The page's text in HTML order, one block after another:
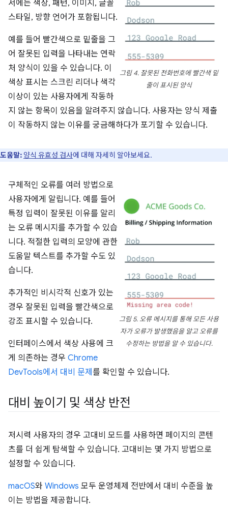
그림 4. 잘못된 전화번호에 빨간색 밑
줄이 표시된 양식
서에는 색상, 패턴, 이미지, 글꼴
스타일, 방향 언어가 포함됩니다.
예를 들어 빨간색으로 밑줄을 그
어 잘못된 입력을 나타내는 연락
처 양식이 있을 수 있습니다. 이
색상 표시는 스크린 리더나 색각
이상이 있는 사용자에게 작동하
지 않는 항목이 있음을 알려주지 않습니다. 사용자는 양식 제출
이 작동하지 않는 이유를 궁금해하다가 포기할 수 있습니다.
도움말: 양식 유효성 검사에 대해 자세히 알아보세요.
그림 5. 오류 메시지를 통해 모든 사용
자가 오류가 발생했음을 알고 오류를
수정하는 방법을 알 수 있습니다.
구체적인 오류를 여러 방법으로
사용자에게 알립니다. 예를 들어
특정 입력이 잘못된 이유를 알리
는 오류 메시지를 추가할 수 있습
니다. 적절한 입력의 모양에 관한
도움말 텍스트를 추가할 수도 있
습니다.
추가적인 비시각적 신호가 있는
경우 잘못된 입력을 빨간색으로
강조 표시할 수 있습니다.
인터페이스에서 색상 사용에 크
게 의존하는 경우 Chrome
DevTools에서 대비 문제 를 확인할 수 있습니다.
대비 높이기 및 색상 반전
저시력 사용자의 경우 고대비 모드를 사용하면 페이지의 콘텐
츠를 더 쉽게 탐색할 수 있습니다. 고대비는 몇 가지 방법으로
설정할 수 있습니다.
macOS와 Windows 모두 운영체제 전반에서 대비 수준을 높
이는 방법을 제공합니다.